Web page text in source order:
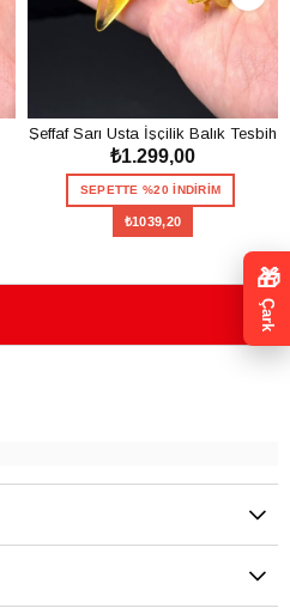
Şeffaf Sarı Usta İşçilik Balık Tesbih
₺1.299,00
SEPETTE %20 İNDİRİM
₺1039,20
🎁
Çark